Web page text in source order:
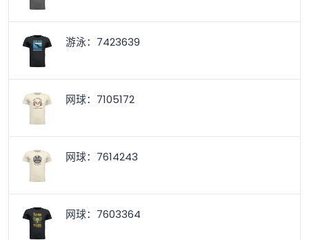
游泳：7423639
网球：7105172
网球：7614243
网球：7603364